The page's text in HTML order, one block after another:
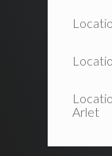
Arlet